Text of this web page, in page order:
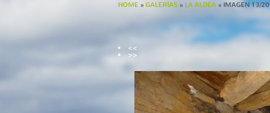
HOME » GALERÍAS » LA ALDEA » IMAGEN 13/20
<<
>>